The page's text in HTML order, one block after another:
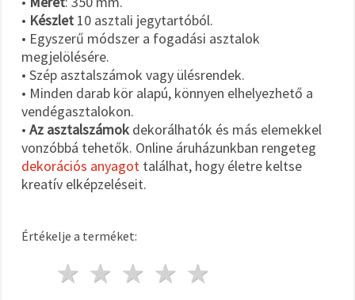
• Készlet 10 asztali jegytartóból.
• Egyszerű módszer a fogadási asztalok
megjelölésére.
• Szép asztalszámok vagy ülésrendek.
• Minden darab kör alapú, könnyen elhelyezhető a
vendégasztalokon.
• Az asztalszámok dekorálhatók és más elemekkel
vonzóbbá tehetők. Online áruházunkban rengeteg
dekorációs anyagot találhat, hogy életre keltse
kreatív elképzeléseit.
Értékelje a terméket:
4 csillagok
3 csillagok
2 csillagok
1 csillag